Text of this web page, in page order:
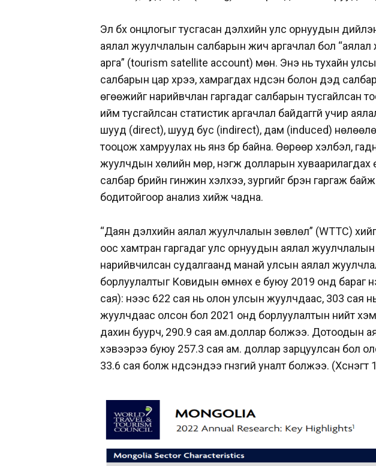
Эл бүх онцлогыг тусгасан дэлхийн улс орнуудын
аялал жуулчлалын салбарын жич аргачлал бол
арга” (tourism satellite account) мөн. Энэ нь тухайн
салбарын цар хүрээ, хамрагдах үндсэн болон дэд
өгөөжийг нарийвчлан гаргадаг салбарын тусгайлсан
ийм тусгайлсан статистик аргачлал байдаггүй учир
шууд (direct), шууд бус (indirect), дам (induced)
тооцож хамруулах нь янз бүр байна. Өөрөөр хэлбэл,
жуулчдын хөлийн мөр, нэгж долларын хуваарилагдах
салбар бүрийн гинжин хэлхээ, зургийг бүрэн гаргаж
бодитойгоор анализ хийж чадна.
“Даян дэлхийн аялал жуулчлалын зөвлөл” (WTTC)
оос хамтран гаргадаг улс орнуудын аялал
нарийвчилсан судалгаанд манай улсын аялал
борлуулалтыг Ковидын өмнөх үе буюу 2019 онд бараг
сая): үүнээс 622 сая нь олон улсын жуулчдаас, 303 сая
жуулчдаас олсон бол 2021 онд борлуулалтын нийт
дахин буурч, 290.9 сая ам.доллар болжээ. Дотоодын
хэвээрээ буюу 257.3 сая ам. доллар зарцуулсан бол
33.6 сая болж үндсэндээ гүнзгий уналт болжээ. (Хүснэгт